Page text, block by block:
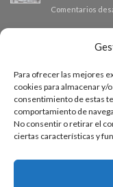
Para ofrecer las mejores
cookies para almacenar y/
consentimiento de estas
comportamiento de
No consentir o retirar el
ciertas características y
Comentarios
PRESUPUESTO A
Si necesitas
presupuesto a
de presupuesto.